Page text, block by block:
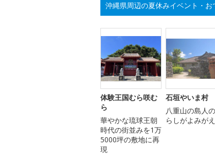
沖縄県周辺の夏休みイベント・お
体験王国むら咲む
ら
華やかな琉球王朝
時代の街並みを1万
5000坪の敷地に再
現
石垣やいま村
八重山の島人
らしがよみが